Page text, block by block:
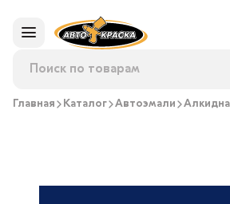
Главная Каталог Автоэмали